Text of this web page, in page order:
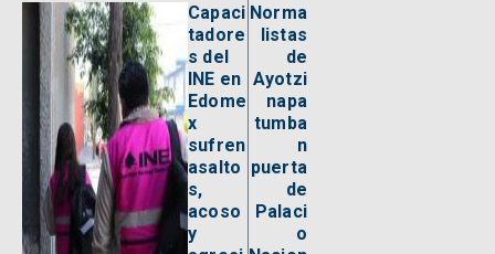
Capaci
tadore
s del
INE en
Edome
x
sufren
asalto
s,
acoso
y
Norma
listas
de
Ayotzi
napa
tumba
n
puerta
de
Palaci
o